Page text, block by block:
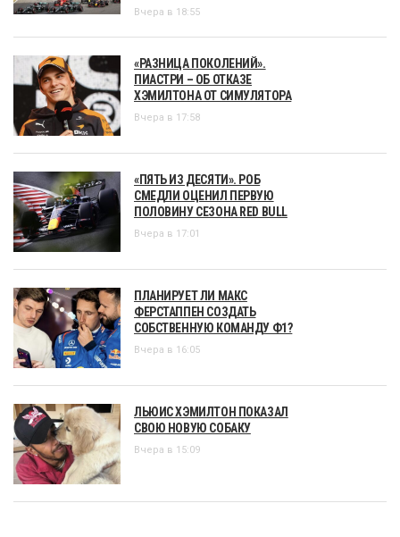
Вчера в 18:55
«РАЗНИЦА ПОКОЛЕНИЙ».
ПИАСТРИ – ОБ ОТКАЗЕ
ХЭМИЛТОНА ОТ СИМУЛЯТОРА
Вчера в 17:58
«ПЯТЬ ИЗ ДЕСЯТИ». РОБ
СМЕДЛИ ОЦЕНИЛ ПЕРВУЮ
ПОЛОВИНУ СЕЗОНА RED BULL
Вчера в 17:01
ПЛАНИРУЕТ ЛИ МАКС
ФЕРСТАППЕН СОЗДАТЬ
СОБСТВЕННУЮ КОМАНДУ Ф1?
Вчера в 16:05
ЛЬЮИС ХЭМИЛТОН ПОКАЗАЛ
СВОЮ НОВУЮ СОБАКУ
Вчера в 15:09